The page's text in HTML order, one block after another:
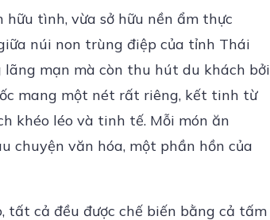
tình, vừa sở hữu nền ẩm thực
núi non trùng điệp của tỉnh Thái
mạn mà còn thu hút du khách bởi
mang một nét rất riêng, kết tinh từ
khéo léo và tinh tế. Mỗi món ăn
chuyện văn hóa, một phần hồn của
tất cả đều được chế biến bằng cả tấm